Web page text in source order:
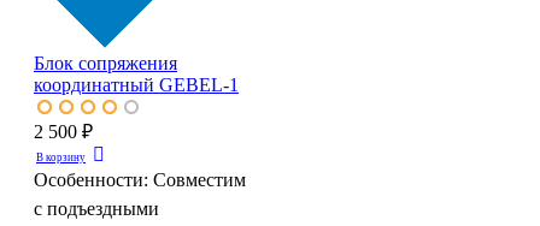
Блок сопряжения
координатный GEBEL-1
2 500 ₽
В корзину
Особенности: Совместим
с подъездными